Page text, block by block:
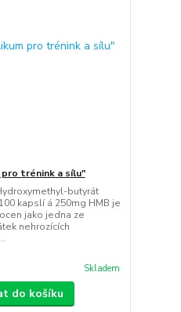
trénink a sílu"
butyrát
kapslí á 250mg HMB je
jako jedna ze
nehrozících
Skladem
do košíku